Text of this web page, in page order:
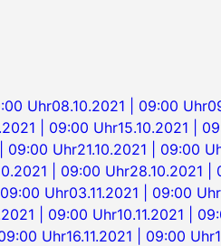
Uhr08.10.2021 | 09:00 Uhr
| 09:00 Uhr15.10.2021 |
09:00 Uhr21.10.2021 | 09:00
| 09:00 Uhr28.10.2021 |
Uhr03.11.2021 | 09:00 Uhr
| 09:00 Uhr10.11.2021 |
Uhr16.11.2021 | 09:00 Uhr